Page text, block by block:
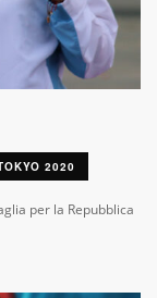
2020
per la Repubblica